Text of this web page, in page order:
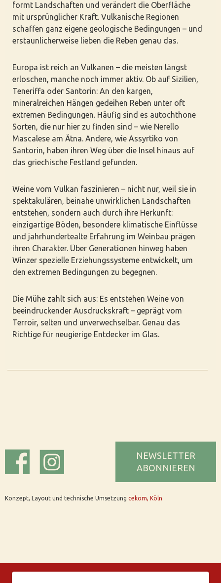
formt Landschaften und verändert die Oberfläche
mit ursprünglicher Kraft. Vulkanische Regionen
schaffen ganz eigene geologische Bedingungen – und
erstaunlicherweise lieben die Reben genau das.
Europa ist reich an Vulkanen – die meisten längst
erloschen, manche noch immer aktiv. Ob auf Sizilien,
Teneriffa oder Santorin: An den kargen,
mineralreichen Hängen gedeihen Reben unter oft
extremen Bedingungen. Häufig sind es autochthone
Sorten, die nur hier zu finden sind – wie Nerello
Mascalese am Ätna. Andere, wie Assyrtiko von
Santorin, haben ihren Weg über die Insel hinaus auf
das griechische Festland gefunden.
Weine vom Vulkan faszinieren – nicht nur, weil sie in
spektakulären, beinahe unwirklichen Landschaften
entstehen, sondern auch durch ihre Herkunft:
einzigartige Böden, besondere klimatische Einflüsse
und jahrhundertealte Erfahrung im Weinbau prägen
ihren Charakter. Über Generationen hinweg haben
Winzer spezielle Erziehungssysteme entwickelt, um
den extremen Bedingungen zu begegnen.
Die Mühe zahlt sich aus: Es entstehen Weine von
beeindruckender Ausdruckskraft – geprägt vom
Terroir, selten und unverwechselbar. Genau das
Richtige für neugierige Entdecker im Glas.
Konzept, Layout und technische Umsetzung cekom, Köln
NEWSLETTER
ABONNIEREN